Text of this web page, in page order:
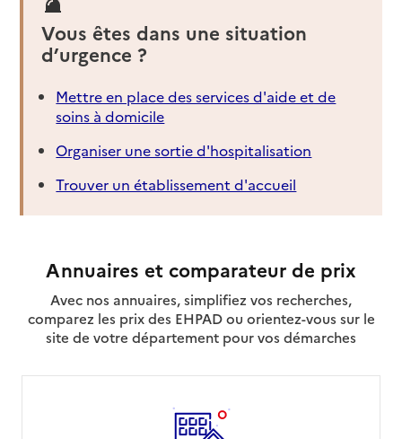
Vous êtes dans une situation
d’urgence ?
Mettre en place des services d'aide et de
soins à domicile
Organiser une sortie d'hospitalisation
Trouver un établissement d'accueil
Annuaires et comparateur de prix
Avec nos annuaires, simplifiez vos recherches,
comparez les prix des EHPAD ou orientez-vous sur le
site de votre département pour vos démarches